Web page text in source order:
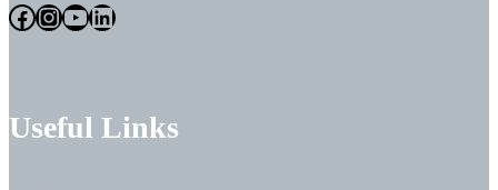
Facebook InstagramYouTube LinkedIn
Useful Links